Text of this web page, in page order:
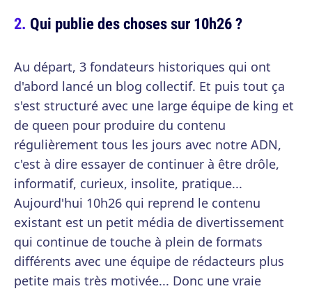
Qui publie des choses sur 10h26 ?
Au départ, 3 fondateurs historiques qui ont
d'abord lancé un blog collectif. Et puis tout ça
s'est structuré avec une large équipe de king et
de queen pour produire du contenu
régulièrement tous les jours avec notre ADN,
c'est à dire essayer de continuer à être drôle,
informatif, curieux, insolite, pratique...
Aujourd'hui 10h26 qui reprend le contenu
existant est un petit média de divertissement
qui continue de touche à plein de formats
différents avec une équipe de rédacteurs plus
petite mais très motivée... Donc une vraie